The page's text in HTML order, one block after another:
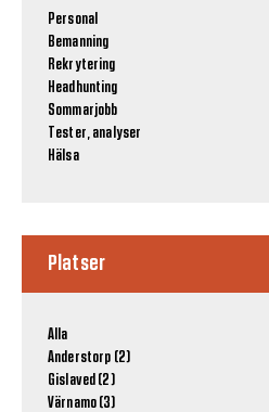
Personal
Bemanning
Rekrytering
Headhunting
Sommarjobb
Tester, analyser
Hälsa
Platser
Alla
Anderstorp (2)
Gislaved (2)
Värnamo (3)